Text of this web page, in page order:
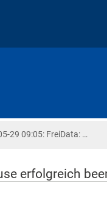
29 09:05: FreiData: …
erfolgreich